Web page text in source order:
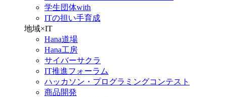
学生団体with
ITの担い手育成
地域×IT
Hana道場
Hana工房
サイバーサクラ
IT推進フォーラム
ハッカソン・プログラミングコンテスト
商品開発